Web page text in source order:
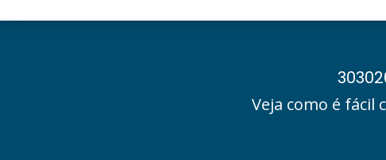
Veja como é fácil